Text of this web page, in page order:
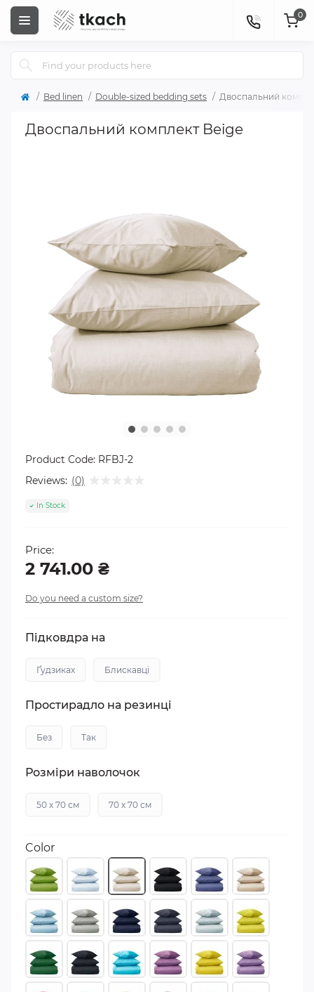
0
Bed linen Double-sized bedding sets Двоспальний
Двоспальний комплект Beige
Product Code: RFBJ-2
Reviews: (0)
In Stock
Price:
2 741.00 ₴
Do you need a custom size?
Підковдра на
Ґудзиках Блискавці
Простирадло на резинці
Без Так
Розміри наволочок
50 х 70 см 70 х 70 см
Color